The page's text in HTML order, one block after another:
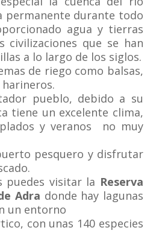
permanente durante todo
agua y tierras
civilizaciones que se han
a lo largo de los siglos.
de riego como balsas,
pueblo, debido a su
tiene un excelente clima,
y veranos no muy
pesquero y disfrutar
puedes visitar la Reserva
Adra donde hay lagunas
un entorno
con unas 140 especies